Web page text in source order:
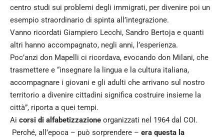
centro studi sui problemi degli immigrati, per divenire poi un
esempio straordinario di spinta all’integrazione.
Vanno ricordati Giampiero Lecchi, Sandro Bertoja e quanti
altri hanno accompagnato, negli anni, l’esperienza.
Poc’anzi don Mapelli ci ricordava, evocando don Milani, che
trasmettere e “insegnare la lingua e la cultura italiana,
accompagnare i giovani e gli adulti che arrivano sul nostro
territorio a divenire cittadini significa costruire insieme la
città”, riporta a quei tempi.
Ai corsi di alfabetizzazione organizzati nel 1964 dal COI.
Perché, all’epoca – può sorprendere – era questa la